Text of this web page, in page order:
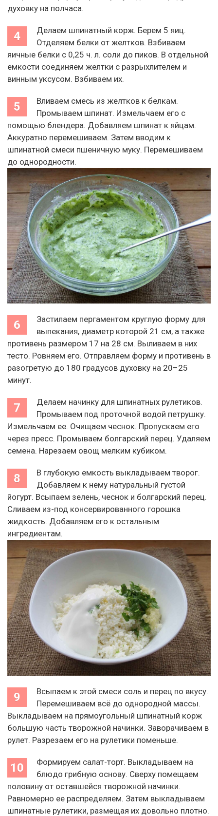
духовку на полчаса.
Делаем шпинатный корж. Берем 5 яиц.
Отделяем белки от желтков. Взбиваем
яичные белки с 0,25 ч. л. соли до пиков. В отдельной
емкости соединяем желтки с разрыхлителем и
винным уксусом. Взбиваем их.
Вливаем смесь из желтков к белкам.
Промываем шпинат. Измельчаем его с
помощью блендера. Добавляем шпинат к яйцам.
Аккуратно перемешиваем. Затем вводим к
шпинатной смеси пшеничную муку. Перемешиваем
до однородности.
Застилаем пергаментом круглую форму для
выпекания, диаметр которой 21 см, а также
противень размером 17 на 28 см. Выливаем в них
тесто. Ровняем его. Отправляем форму и противень в
разогретую до 180 градусов духовку на 20–25
минут.
Делаем начинку для шпинатных рулетиков.
Промываем под проточной водой петрушку.
Измельчаем ее. Очищаем чеснок. Пропускаем его
через пресс. Промываем болгарский перец. Удаляем
семена. Нарезаем овощ мелким кубиком.
В глубокую емкость выкладываем творог.
Добавляем к нему натуральный густой
йогурт. Всыпаем зелень, чеснок и болгарский перец.
Сливаем из-под консервированного горошка
жидкость. Добавляем его к остальным
ингредиентам.
Всыпаем к этой смеси соль и перец по вкусу.
Перемешиваем всё до однородной массы.
Выкладываем на прямоугольный шпинатный корж
большую часть творожной начинки. Заворачиваем в
рулет. Разрезаем его на рулетики поменьше.
Формируем салат-торт. Выкладываем на
блюдо грибную основу. Сверху помещаем
половину от оставшейся творожной начинки.
Равномерно ее распределяем. Затем выкладываем
шпинатные рулетики, размещая их довольно плотно.